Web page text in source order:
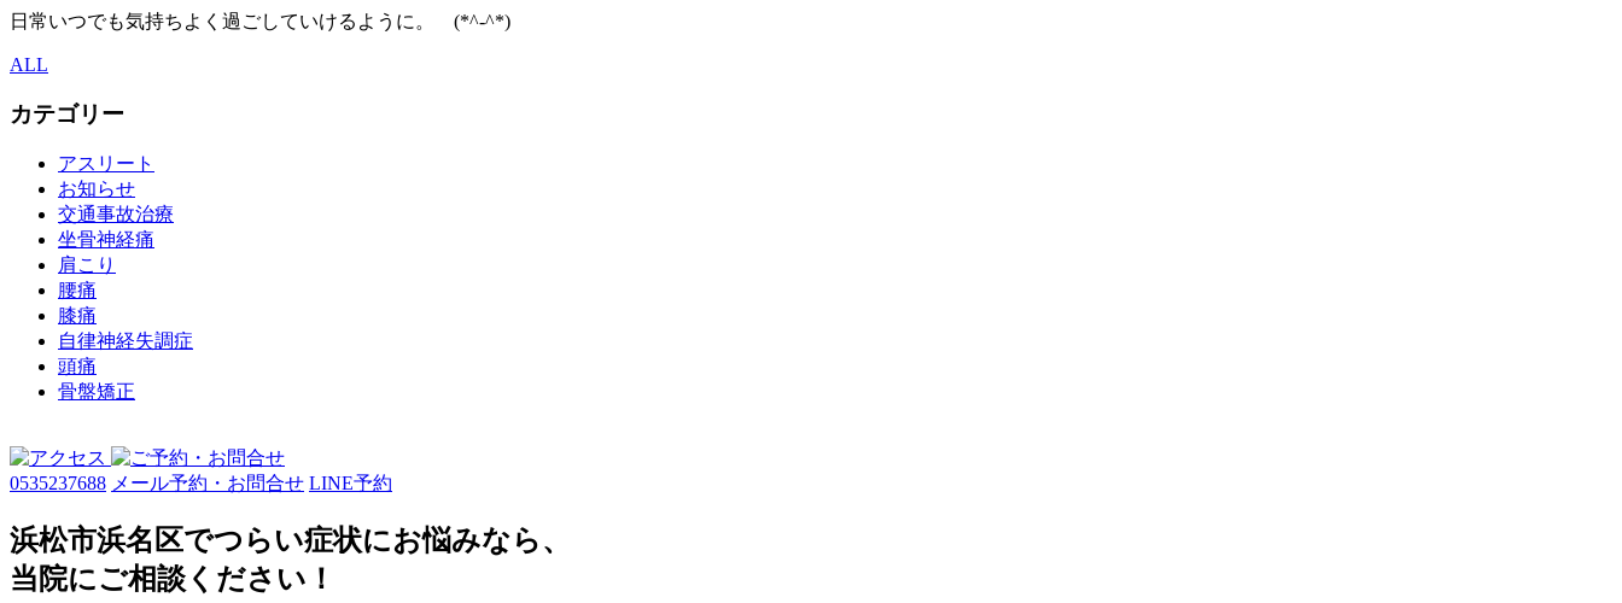
日常いつでも気持ちよく過ごしていけるように。 (*^-^*)
ALL
カテゴリー
アスリート
お知らせ
交通事故治療
坐骨神経痛
肩こり
腰痛
膝痛
自律神経失調症
頭痛
骨盤矯正
0535237688 メール予約・お問合せ LINE予約
浜松市浜名区でつらい症状にお悩みなら、
当院にご相談ください！